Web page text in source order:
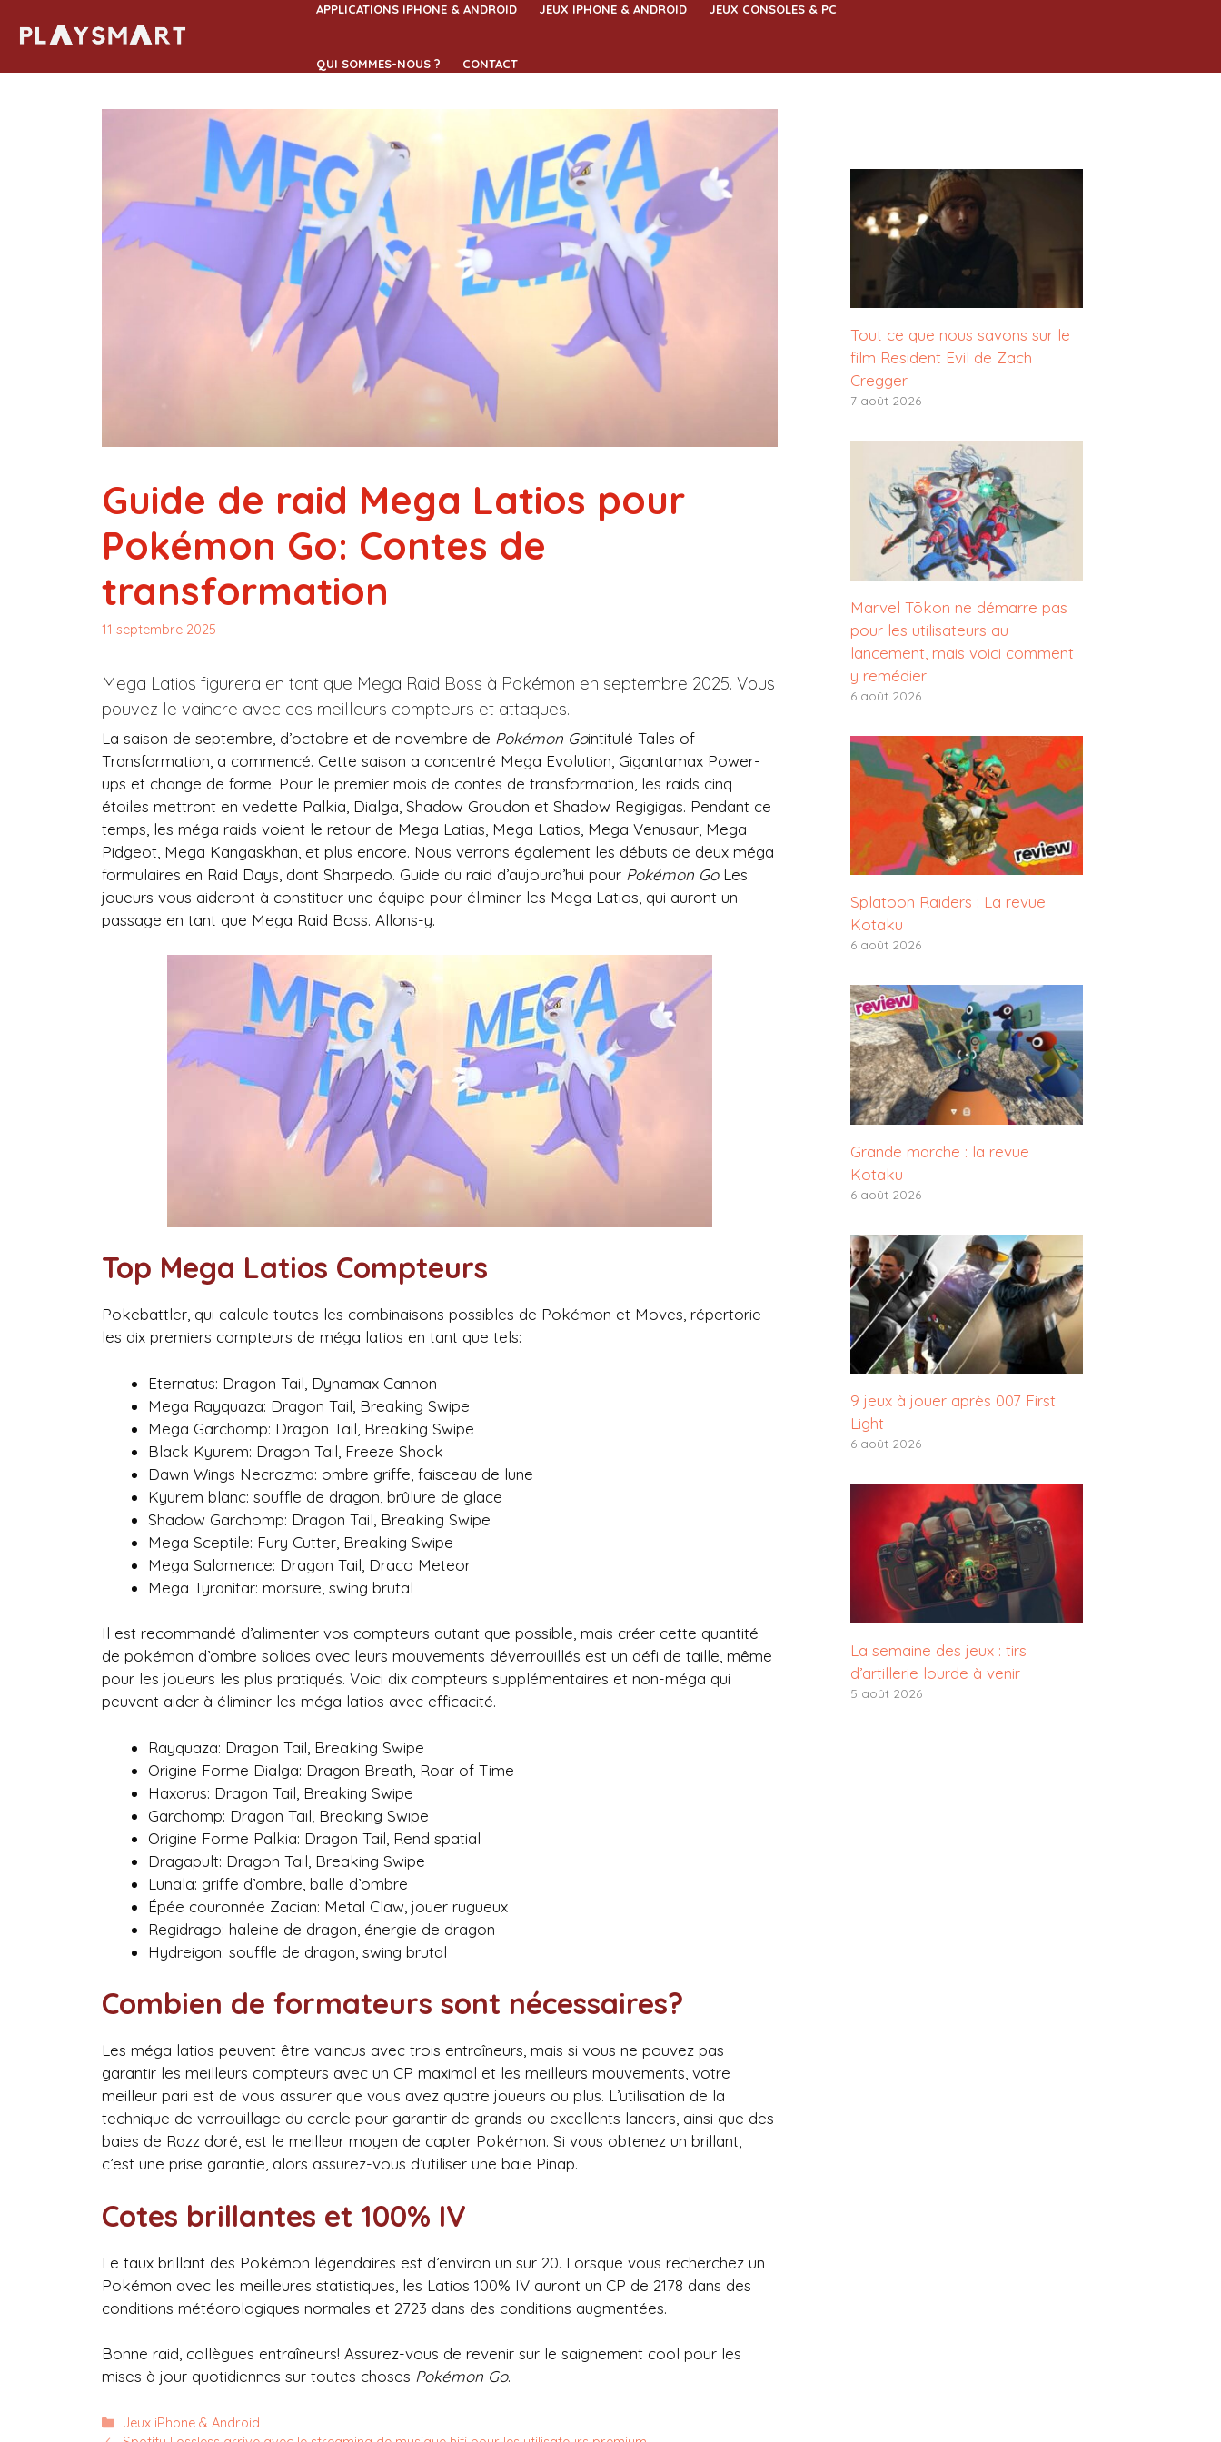
APPLICATIONS IPHONE & ANDROID JEUX IPHONE & ANDROID JEUX CONSOLES & PC
QUI SOMMES-NOUS ? CONTACT
Guide de raid Mega Latios pour
Pokémon Go: Contes de
transformation
11 septembre 2025
Mega Latios figurera en tant que Mega Raid Boss à Pokémon en septembre 2025. Vous
pouvez le vaincre avec ces meilleurs compteurs et attaques.
La saison de septembre, d’octobre et de novembre de Pokémon Gointitulé Tales of
Transformation, a commencé. Cette saison a concentré Mega Evolution, Gigantamax Power-
ups et change de forme. Pour le premier mois de contes de transformation, les raids cinq
étoiles mettront en vedette Palkia, Dialga, Shadow Groudon et Shadow Regigigas. Pendant ce
temps, les méga raids voient le retour de Mega Latias, Mega Latios, Mega Venusaur, Mega
Pidgeot, Mega Kangaskhan, et plus encore. Nous verrons également les débuts de deux méga
formulaires en Raid Days, dont Sharpedo. Guide du raid d’aujourd’hui pour Pokémon GoLes
joueurs vous aideront à constituer une équipe pour éliminer les Mega Latios, qui auront un
passage en tant que Mega Raid Boss. Allons-y.
Top Mega Latios Compteurs
Pokebattler, qui calcule toutes les combinaisons possibles de Pokémon et Moves, répertorie
les dix premiers compteurs de méga latios en tant que tels:
Eternatus: Dragon Tail, Dynamax Cannon
Mega Rayquaza: Dragon Tail, Breaking Swipe
Mega Garchomp: Dragon Tail, Breaking Swipe
Black Kyurem: Dragon Tail, Freeze Shock
Dawn Wings Necrozma: ombre griffe, faisceau de lune
Kyurem blanc: souffle de dragon, brûlure de glace
Shadow Garchomp: Dragon Tail, Breaking Swipe
Mega Sceptile: Fury Cutter, Breaking Swipe
Mega Salamence: Dragon Tail, Draco Meteor
Mega Tyranitar: morsure, swing brutal
Il est recommandé d’alimenter vos compteurs autant que possible, mais créer cette quantité
de pokémon d’ombre solides avec leurs mouvements déverrouillés est un défi de taille, même
pour les joueurs les plus pratiqués. Voici dix compteurs supplémentaires et non-méga qui
peuvent aider à éliminer les méga latios avec efficacité.
Rayquaza: Dragon Tail, Breaking Swipe
Origine Forme Dialga: Dragon Breath, Roar of Time
Haxorus: Dragon Tail, Breaking Swipe
Garchomp: Dragon Tail, Breaking Swipe
Origine Forme Palkia: Dragon Tail, Rend spatial
Dragapult: Dragon Tail, Breaking Swipe
Lunala: griffe d’ombre, balle d’ombre
Épée couronnée Zacian: Metal Claw, jouer rugueux
Regidrago: haleine de dragon, énergie de dragon
Hydreigon: souffle de dragon, swing brutal
Combien de formateurs sont nécessaires?
Les méga latios peuvent être vaincus avec trois entraîneurs, mais si vous ne pouvez pas
garantir les meilleurs compteurs avec un CP maximal et les meilleurs mouvements, votre
meilleur pari est de vous assurer que vous avez quatre joueurs ou plus. L’utilisation de la
technique de verrouillage du cercle pour garantir de grands ou excellents lancers, ainsi que des
baies de Razz doré, est le meilleur moyen de capter Pokémon. Si vous obtenez un brillant,
c’est une prise garantie, alors assurez-vous d’utiliser une baie Pinap.
Cotes brillantes et 100% IV
Le taux brillant des Pokémon légendaires est d’environ un sur 20. Lorsque vous recherchez un
Pokémon avec les meilleures statistiques, les Latios 100% IV auront un CP de 2178 dans des
conditions météorologiques normales et 2723 dans des conditions augmentées.
Bonne raid, collègues entraîneurs! Assurez-vous de revenir sur le saignement cool pour les
mises à jour quotidiennes sur toutes choses Pokémon Go.
Catégories
Jeux iPhone & Android
Tout ce que nous savons sur le
film Resident Evil de Zach
Cregger
7 août 2026
Marvel Tōkon ne démarre pas
pour les utilisateurs au
lancement, mais voici comment
y remédier
6 août 2026
Splatoon Raiders : La revue
Kotaku
6 août 2026
Grande marche : la revue
Kotaku
6 août 2026
9 jeux à jouer après 007 First
Light
6 août 2026
La semaine des jeux : tirs
d’artillerie lourde à venir
5 août 2026